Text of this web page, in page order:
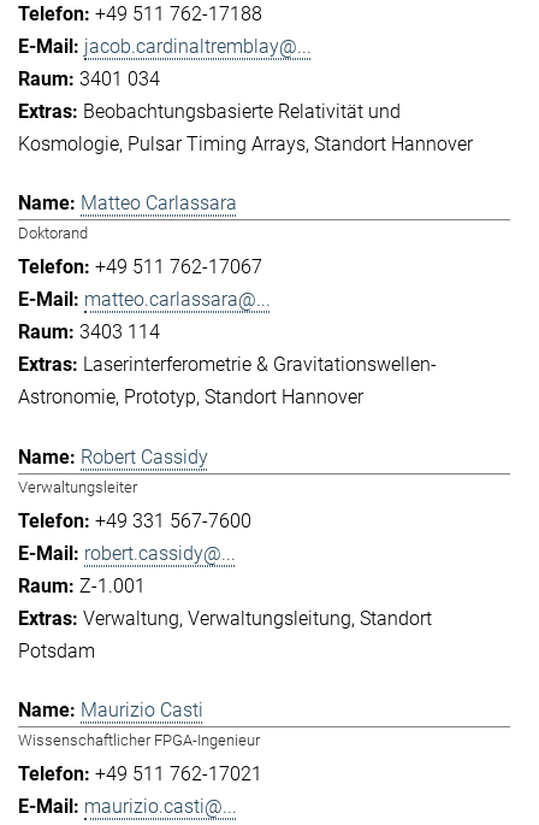
+49 511 762-17188
jacob.cardinaltremblay@...
3401 034
Beobachtungsbasierte Relativität und
Kosmologie Pulsar Timing Arrays Standort Hannover
Matteo Carlassara
Doktorand
+49 511 762-17067
matteo.carlassara@...
3403 114
Laserinterferometrie & Gravitationswellen-
Astronomie Prototyp Standort Hannover
Robert Cassidy
Verwaltungsleiter
+49 331 567-7600
robert.cassidy@...
Z-1.001
Verwaltung Verwaltungsleitung Standort
Potsdam
Maurizio Casti
Wissenschaftlicher FPGA-Ingenieur
+49 511 762-17021
maurizio.casti@...